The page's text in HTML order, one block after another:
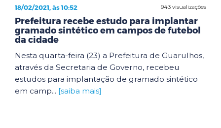
943 visualizações
18/02/2021, às 10:52
Prefeitura recebe estudo para implantar
gramado sintético em campos de futebol
da cidade
Nesta quarta-feira (23) a Prefeitura de Guarulhos,
através da Secretaria de Governo, recebeu
estudos para implantação de gramado sintético
em camp... [saiba mais]